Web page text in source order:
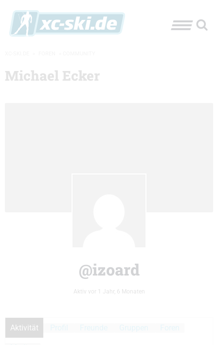
Michael Ecker
@izoard
Aktiv vor 1 Jahr, 6 Monaten
Aktivität